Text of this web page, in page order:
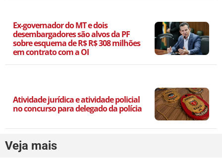
Ex-governador do MT e dois
desembargadores são alvos da PF
sobre esquema de R$ R$ 308 milhões
em contrato com a OI
Atividade jurídica e atividade policial
no concurso para delegado da polícia
Veja mais